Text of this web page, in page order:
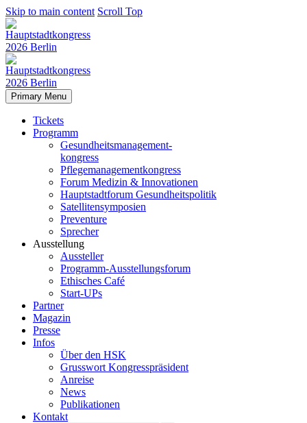
Skip to main content Scroll Top
Primary Menu
Tickets
Programm
Gesundheitsmanagement-
kongress
Pflegemanagementkongress
Forum Medizin & Innovationen
Hauptstadtforum Gesundheitspolitik
Satellitensymposien
Preventure
Sprecher
Ausstellung
Aussteller
Programm-Ausstellungsforum
Ethisches Café
Start-UPs
Partner
Magazin
Presse
Infos
Über den HSK
Grusswort Kongresspräsident
Anreise
News
Publikationen
Kontakt